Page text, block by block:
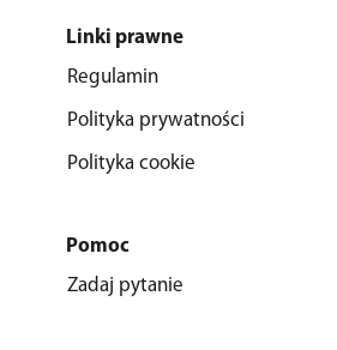
Linki prawne
Regulamin
Polityka prywatności
Polityka cookie
Pomoc
Zadaj pytanie